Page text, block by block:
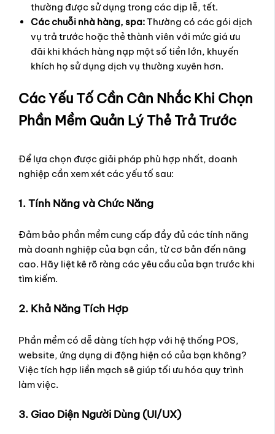
thường được sử dụng trong các dịp lễ, tết.
Các chuỗi nhà hàng, spa:Thường có các gói dịch
vụ trả trước hoặc thẻ thành viên với mức giá ưu
đãi khi khách hàng nạp một số tiền lớn, khuyến
khích họ sử dụng dịch vụ thường xuyên hơn.
Các Yếu Tố Cần Cân Nhắc Khi Chọn
Phần Mềm Quản Lý Thẻ Trả Trước
Để lựa chọn được giải pháp phù hợp nhất, doanh
nghiệp cần xem xét các yếu tố sau:
1. Tính Năng và Chức Năng
Đảm bảo phần mềm cung cấp đầy đủ các tính năng
mà doanh nghiệp của bạn cần, từ cơ bản đến nâng
cao. Hãy liệt kê rõ ràng các yêu cầu của bạn trước khi
tìm kiếm.
2. Khả Năng Tích Hợp
Phần mềm có dễ dàng tích hợp với hệ thống POS,
website, ứng dụng di động hiện có của bạn không?
Việc tích hợp liền mạch sẽ giúp tối ưu hóa quy trình
làm việc.
3. Giao Diện Người Dùng (UI/UX)